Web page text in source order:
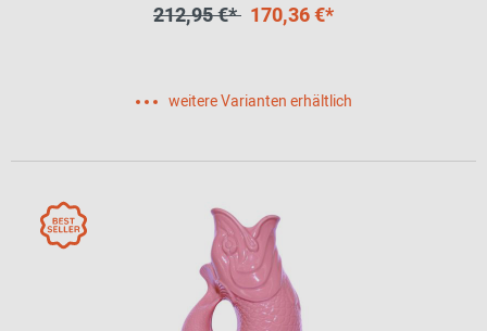
212,95 €* 170,36 €*
weitere Varianten erhältlich